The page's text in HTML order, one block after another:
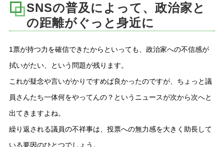
SNSの普及によって、政治家と
の距離がぐっと身近に
1票が持つ力を確信できたからといっても、政治家への不信感が
拭いがたい、という問題が残ります。
これが疑念や言いがかりですめば良かったのですが、ちょっと議
員さんたち一体何をやってんの？というニュースが次から次へと
出てきますよね。
繰り返される議員の不祥事は、投票への無力感を大きく助長して
いる要因のひとつでしょう。